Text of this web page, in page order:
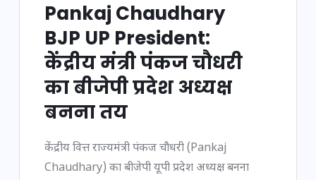
Pankaj Chaudhary
BJP UP President:
केंद्रीय मंत्री पंकज चौधरी
का बीजेपी प्रदेश अध्यक्ष
बनना तय
केंद्रीय वित्त राज्यमंत्री पंकज चौधरी (Pankaj
Chaudhary) का बीजेपी यूपी प्रदेश अध्यक्ष बनना